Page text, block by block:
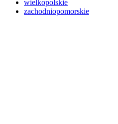
wielkopolskie
zachodniopomorskie